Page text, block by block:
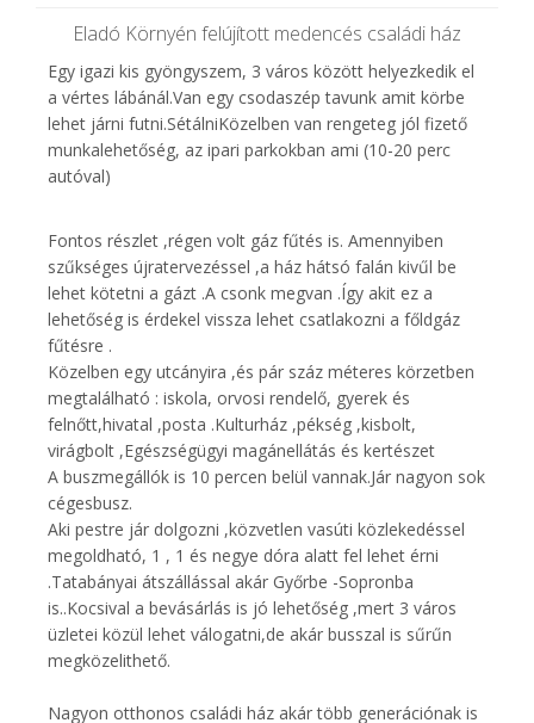
Eladó Környén felújított medencés családi ház
Egy igazi kis gyöngyszem, 3 város között helyezkedik el
a vértes lábánál.Van egy csodaszép tavunk amit körbe
lehet járni futni.SétálniKözelben van rengeteg jól fizető
munkalehetőség, az ipari parkokban ami (10-20 perc
autóval)
Fontos részlet ,régen volt gáz fűtés is. Amennyiben
szűkséges újratervezéssel ,a ház hátsó falán kivűl be
lehet kötetni a gázt .A csonk megvan .Így akit ez a
lehetőség is érdekel vissza lehet csatlakozni a főldgáz
fűtésre .
Közelben egy utcányira ,és pár száz méteres körzetben
megtalálható : iskola, orvosi rendelő, gyerek és
felnőtt,hivatal ,posta .Kulturház ,pékség ,kisbolt,
virágbolt ,Egészségügyi magánellátás és kertészet
A buszmegállók is 10 percen belül vannak.Jár nagyon sok
cégesbusz.
Aki pestre jár dolgozni ,közvetlen vasúti közlekedéssel
megoldható, 1 , 1 és negye dóra alatt fel lehet érni
.Tatabányai átszállással akár Győrbe -Sopronba
is..Kocsival a bevásárlás is jó lehetőség ,mert 3 város
üzletei közül lehet válogatni,de akár busszal is sűrűn
megközelithető.
Nagyon otthonos családi ház akár több generációnak is